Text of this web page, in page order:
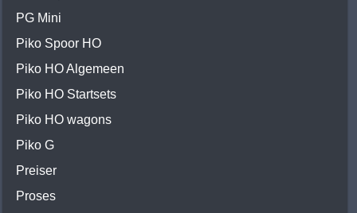
PG Mini
Piko Spoor HO
Piko HO Algemeen
Piko HO Startsets
Piko HO wagons
Piko G
Preiser
Proses